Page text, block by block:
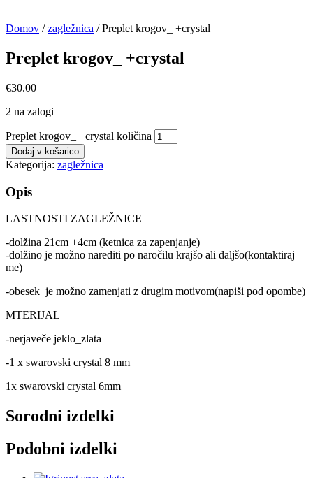
Domov /zagležnica / Preplet krogov_ +crystal
Preplet krogov_ +crystal
€30.00
2 na zalogi
Preplet krogov_ +crystal količina
Dodaj v košarico
Kategorija: zagležnica
Opis
LASTNOSTI ZAGLEŽNICE
-dolžina 21cm +4cm (ketnica za zapenjanje)
-dolžino je možno narediti po naročilu krajšo ali daljšo(kontaktiraj
me)
-obesek je možno zamenjati z drugim motivom(napiši pod opombe)
MTERIJAL
-nerjaveče jeklo_zlata
-1 x swarovski crystal 8 mm
1x swarovski crystal 6mm
Sorodni izdelki
Podobni izdelki